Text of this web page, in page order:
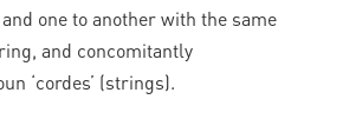
one to another with the same
and concomitantly
‘cordes’ (strings).